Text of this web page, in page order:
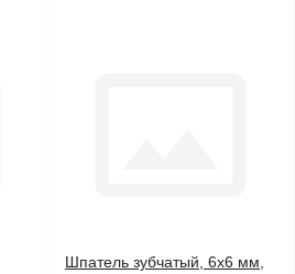
Шпатель зубчатый, 6х6 мм,